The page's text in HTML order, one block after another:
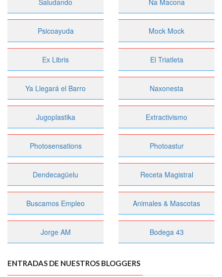
Saludando Na Macona
Psicoayuda Mock Mock
Ex Libris El Triatleta
Ya Llegará el Barro Naxonesta
Jugoplastika Extractivismo
Photosensations Photoastur
Dendecagüelu Receta Magistral
Buscamos Empleo Animales & Mascotas
Jorge AM Bodega 43
ENTRADAS DE NUESTROS BLOGGERS